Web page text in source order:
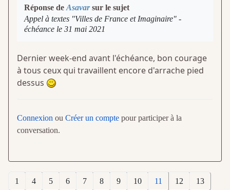
Réponse de Asavarsur le sujet
Appel à textes "Villes de France et Imaginaire" -
échéance le 31 mai 2021
Dernier week-end avant l'échéance, bon courage
à tous ceux qui travaillent encore d'arrache pied
dessus
Connexion ou Créer un compte pour participer à la
conversation.
1 4 5 6 7 8 9 10 11 12 13